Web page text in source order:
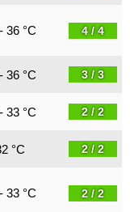
36 °C 4 / 4
36 °C 3 / 3
33 °C 2 / 2
°C 2 / 2
33 °C 2 / 2